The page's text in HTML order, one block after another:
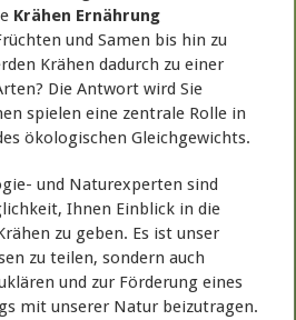
Krähen Ernährung
und Samen bis hin zu
Krähen dadurch zu einer
Die Antwort wird Sie
spielen eine zentrale Rolle in
ökologischen Gleichgewichts.
und Naturexperten sind
Ihnen Einblick in die
zu geben. Es ist unser
zu teilen, sondern auch
und zur Förderung eines
mit unserer Natur beizutragen.